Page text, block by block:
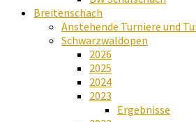
Breitenschach
Anstehende Turniere und
Schwarzwaldopen
2026
2025
2024
2023
Ergebnisse